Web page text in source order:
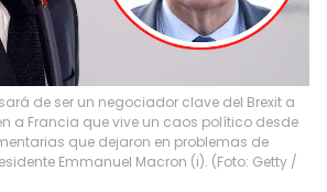
de ser un negociador clave del Brexit a
a Francia que vive un caos político desde
que dejaron en problemas de
Emmanuel Macron (i). (Foto: Getty /